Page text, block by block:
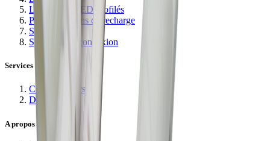
Luminaires LED profilés
Prises et sations de recharge
Système rail
Systèmes de connexion
Services
Configurateurs
Downloads
A propos de nous